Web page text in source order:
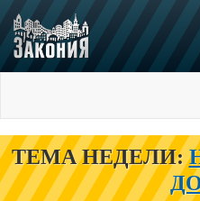
ТЕМА НЕДЕЛИ: